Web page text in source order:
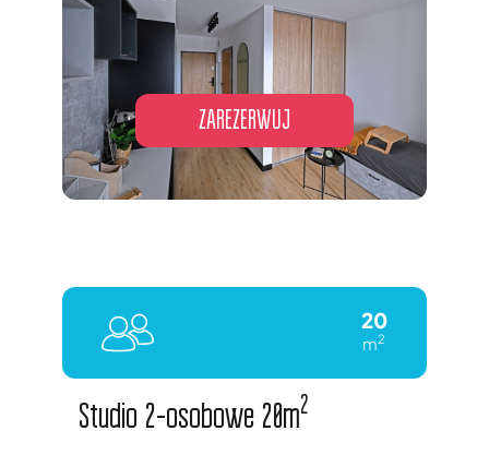
ZAREZERWUJ
20
m2
Studio 2-osobowe 20m2